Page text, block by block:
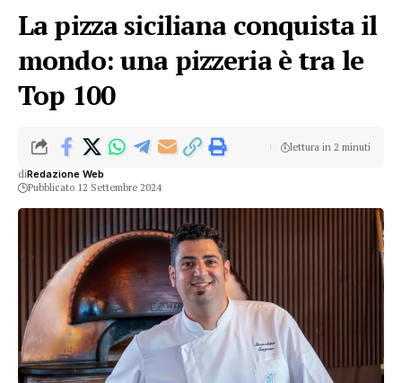
La pizza siciliana conquista il
mondo: una pizzeria è tra le
Top 100
diRedazione Web
Pubblicato 12 Settembre 2024
lettura in 2 minuti